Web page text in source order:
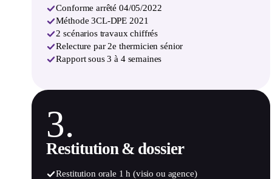
Conforme arrêté 04/05/2022
Méthode 3CL-DPE 2021
2 scénarios travaux chiffrés
Relecture par 2e thermicien sénior
Rapport sous 3 à 4 semaines
3.
Restitution & dossier
Restitution orale 1 h (visio ou agence)